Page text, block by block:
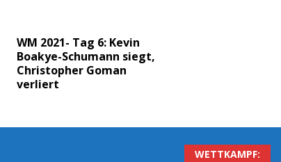
WM 2021- Tag 6: Kevin
Boakye-Schu­mann siegt,
Chris­to­pher Goman
verliert
WETT­KAMPF: